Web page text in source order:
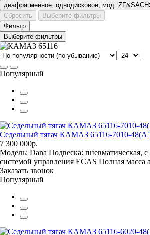
диафрагменное, однодисковое, мод.
Сбросить
Выберите фильтры
Фильтр
Выберите фильтры
Популярный
Седельный тягач КАМАЗ 65116-7010-
7 300 000р.
Модель: Dana Подвеска: пневматическая,
системой управления ECAS Полная масса
Заказать звонок
Популярный